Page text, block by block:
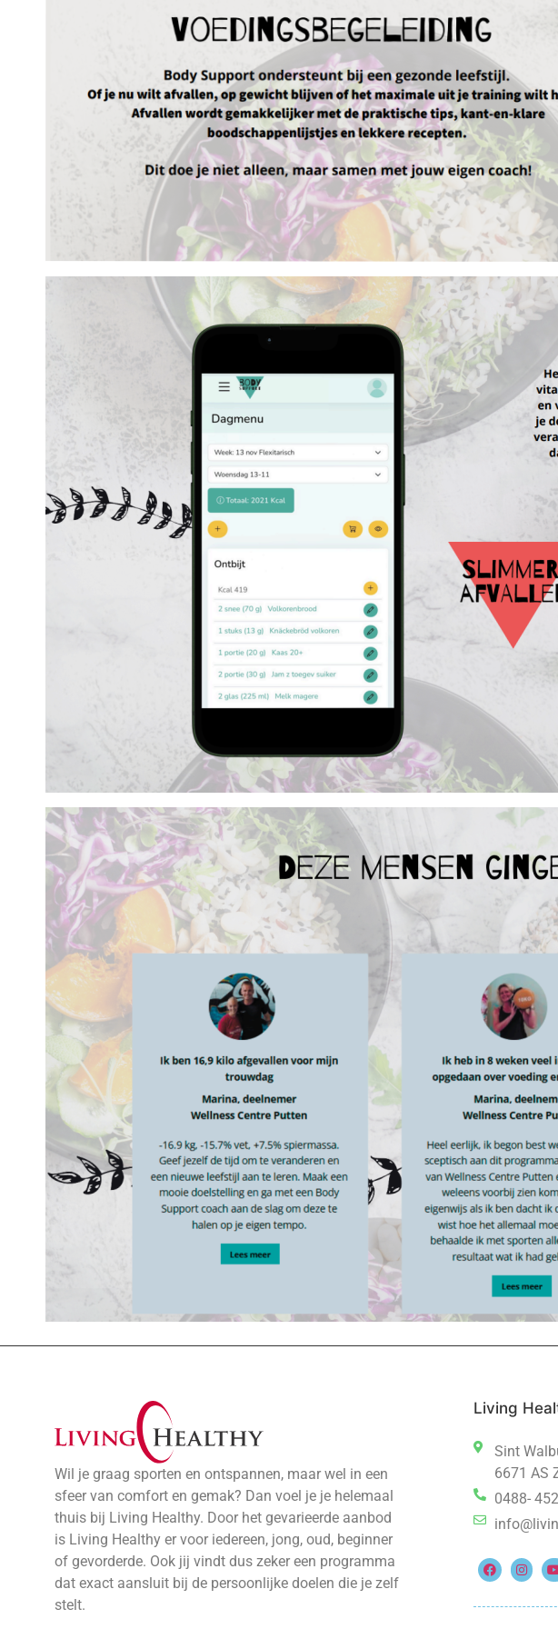
Wil je graag sporten en ontspannen, maar wel in een
sfeer van comfort en gemak? Dan voel je je helemaal
thuis bij Living Healthy. Door het gevarieerde aanbod
is Living Healthy er voor iedereen, jong, oud, beginner
of gevorderde. Ook jij vindt dus zeker een programma
dat exact aansluit bij de persoonlijke doelen die je zelf
stelt.
Living
Sint
6671 AS
0488-